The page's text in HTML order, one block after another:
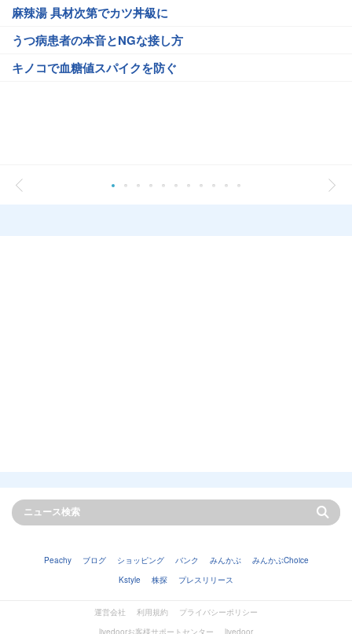
麻辣湯 具材次第でカツ丼級に
うつ病患者の本音とNGな接し方
キノコで血糖値スパイクを防ぐ
Peachy ブログ ショッピング バンク みんかぶ
みんかぶChoice
Kstyle
株探 プレスリリース
運営会社 利用規約
プライバシーポリシー
livedoorお客様サポートセンター
livedoor